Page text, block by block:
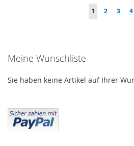
Seite
Sie
1 Seite
2 Seite
3 4
Meine Wunschliste
Sie haben keine Artikel auf Ihrer